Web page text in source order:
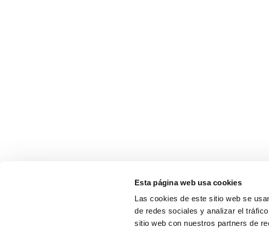
Esta página web usa cookies
Las cookies de este sitio web se
de redes sociales y analizar el
sitio web con nuestros partners de